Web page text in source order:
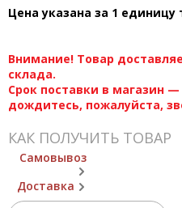
Цена указана за 1 единицу
Внимание! Товар
склада.
Срок поставки в магазин —
дождитесь, пожалуйста,
КАК ПОЛУЧИТЬ ТОВАР
Самовывоз
Доставка